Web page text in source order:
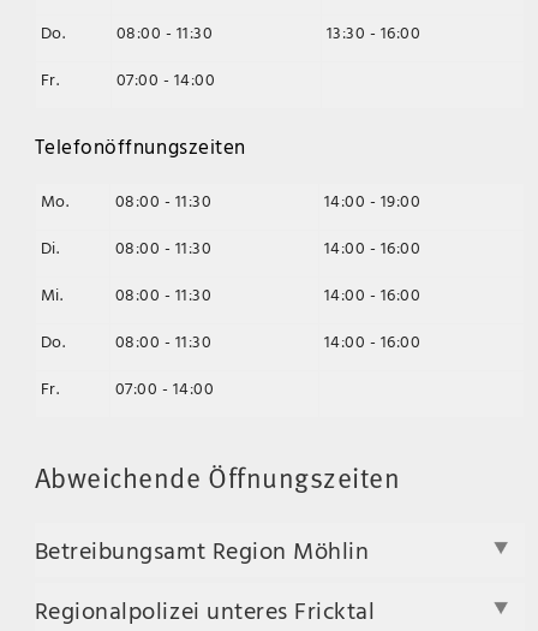
Do.
08:00 - 11:30
13:30 - 16:00
Fr.
07:00 - 14:00
Telefonöffnungszeiten
Mo. 08:00 - 11:30
14:00 - 19:00
Di.
08:00 - 11:30
14:00 - 16:00
Mi.
08:00 - 11:30
14:00 - 16:00
Do.
08:00 - 11:30
14:00 - 16:00
Fr.
07:00 - 14:00
Abweichende Öffnungszeiten
Betreibungsamt Region Möhlin
Regionalpolizei unteres Fricktal